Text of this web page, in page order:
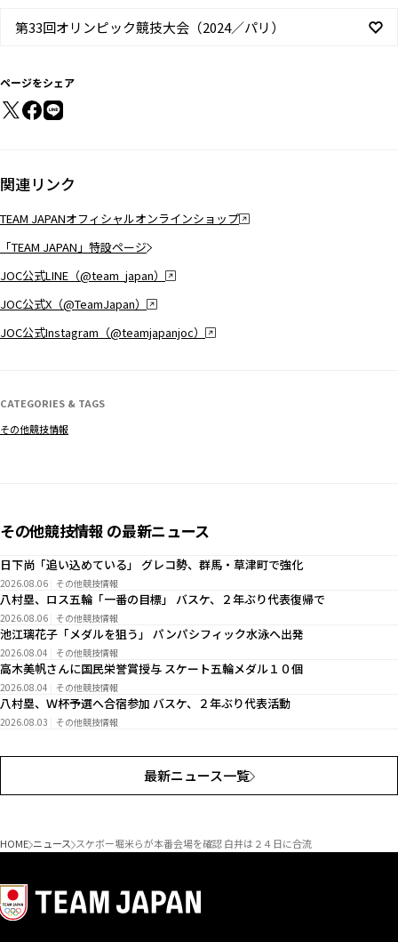
第33回オリンピック競技大会（2024／パリ）
ページをシェア
関連リンク
TEAM JAPANオフィシャルオンラインショップ
「TEAM JAPAN」特設ページ
JOC公式LINE（@team_japan）
JOC公式X（@TeamJapan）
JOC公式Instagram（@teamjapanjoc）
CATEGORIES & TAGS
その他競技情報
その他競技情報 の最新ニュース
日下尚「追い込めている」 グレコ勢、群馬・草津町で強化
2026.08.06 その他競技情報
八村塁、ロス五輪「一番の目標」 バスケ、２年ぶり代表復帰で
2026.08.06 その他競技情報
池江璃花子「メダルを狙う」 パンパシフィック水泳へ出発
2026.08.04 その他競技情報
高木美帆さんに国民栄誉賞授与 スケート五輪メダル１０個
2026.08.04 その他競技情報
八村塁、Ｗ杯予選へ合宿参加 バスケ、２年ぶり代表活動
2026.08.03 その他競技情報
最新ニュース一覧
HOME ニュース スケボー堀米らが本番会場を確認 白井は２４日に合流